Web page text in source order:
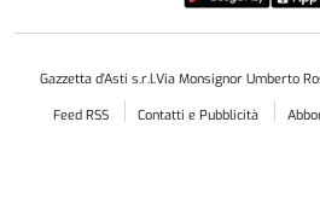
Gazzetta d'Asti s.r.l.Via Monsignor Umberto
Feed RSS
Contatti e Pubblicità